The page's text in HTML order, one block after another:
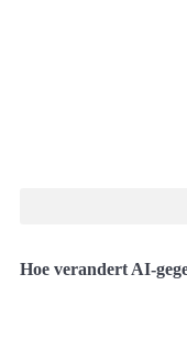
Hoe verandert AI-